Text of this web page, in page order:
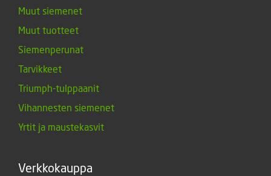
Muut siemenet
Muut tuotteet
Siemenperunat
Tarvikkeet
Triumph-tulppaanit
Vihannesten siemenet
Yrtit ja maustekasvit
Verkkokauppa